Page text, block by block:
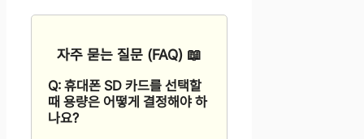
자주 묻는 질문 (FAQ) 📖
Q: 휴대폰 SD 카드를 선택할
때 용량은 어떻게 결정해야 하
나요?